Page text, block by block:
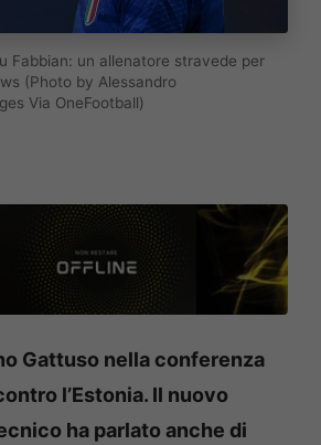
Fabbian: un allenatore stravede per
(Photo by Alessandro
Via OneFootball)
Gattuso nella conferenza
l’Estonia. Il nuovo
ha parlato anche di